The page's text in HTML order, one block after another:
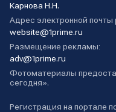
Карнова Н.Н.
Адрес электронной почты
website@1prime.ru
Размещение рекламы:
adv@1prime.ru
Фотоматериалы
сегодня».
Регистрация на портале